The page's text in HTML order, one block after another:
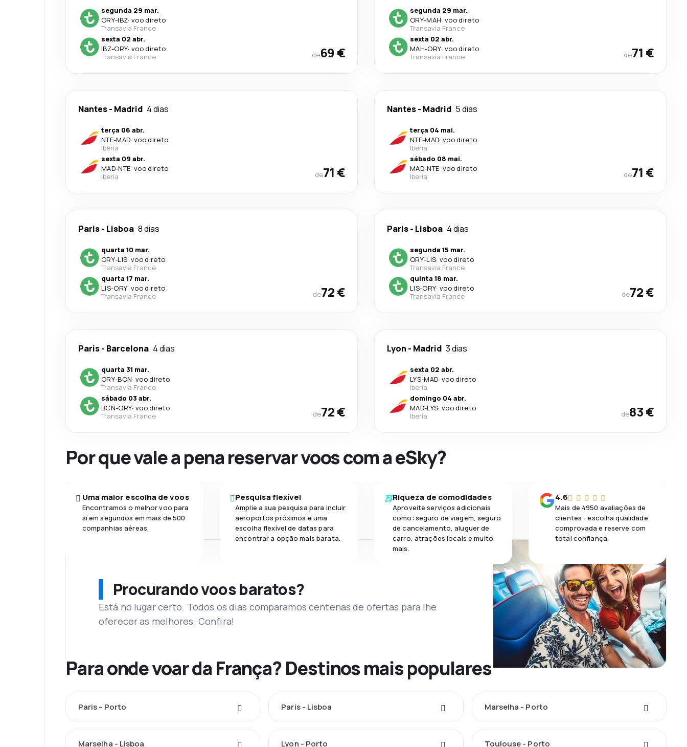
segunda 29 mar.
ORY-IBZ· voo direto
Transavia France
sexta 02 abr.
IBZ-ORY· voo direto
Transavia France
de69 €
segunda 29 mar.
ORY-MAH· voo direto
Transavia France
sexta 02 abr.
MAH-ORY· voo direto
Transavia France
de71 €
Nantes- Madrid 4 dias
terça 06 abr.
NTE-MAD· voo direto
Iberia
sexta 09 abr.
MAD-NTE· voo direto
Iberia
de71 €
Nantes- Madrid 5 dias
terça 04 mai.
NTE-MAD· voo direto
Iberia
sábado 08 mai.
MAD-NTE· voo direto
Iberia
de71 €
Paris- Lisboa 8 dias
quarta 10 mar.
ORY-LIS· voo direto
Transavia France
quarta 17 mar.
LIS-ORY· voo direto
Transavia France
de72 €
Paris- Lisboa 4 dias
segunda 15 mar.
ORY-LIS· voo direto
Transavia France
quinta 18 mar.
LIS-ORY· voo direto
Transavia France
de72 €
Paris- Barcelona 4 dias
quarta 31 mar.
ORY-BCN· voo direto
Transavia France
sábado 03 abr.
BCN-ORY· voo direto
Transavia France
de72 €
Lyon - Madrid 3 dias
sexta 02 abr.
LYS-MAD· voo direto
Iberia
domingo 04 abr.
MAD-LYS· voo direto
Iberia
de83 €
Por que vale a pena reservar voos com a eSky?
Uma maior escolha de voos
Encontramos o melhor voo para
si em segundos em mais de 500
companhias aéreas.
Pesquisa flexível
Amplie a sua pesquisa para incluir
aeroportos próximos e uma
escolha flexível de datas para
encontrar a opção mais barata.
Riqueza de comodidades
Aproveite serviços adicionais
como: seguro de viagem, seguro
de cancelamento, aluguer de
carro, atrações locais e muito
mais.
4.6
Mais de 4950 avaliações de
clientes - escolha qualidade
comprovada e reserve com
total confiança.
Procurando voos baratos?
Está no lugar certo. Todos os dias comparamos centenas de ofertas para lhe
oferecer as melhores. Confira!
Para onde voar da França? Destinos mais populares
Paris - Porto Paris - Lisboa Marselha - Porto
Marselha - Lisboa Lyon - Porto Toulouse - Porto